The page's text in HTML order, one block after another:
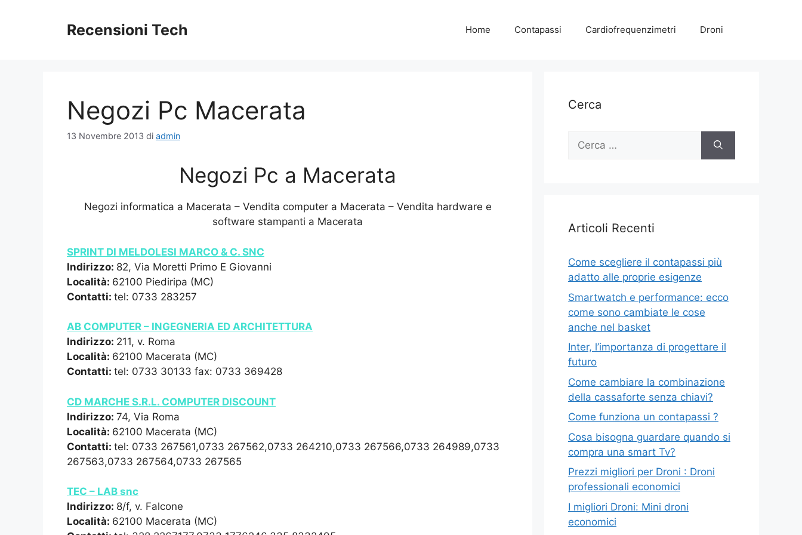
Recensioni Tech Home Contapassi Cardiofrequenzimetri Droni
Negozi Pc Macerata
13 Novembre 2013 di admin
Negozi Pc a Macerata
Negozi informatica a Macerata – Vendita computer a Macerata – Vendita hardware e
software stampanti a Macerata
SPRINT DI MELDOLESI MARCO & C. SNC
Indirizzo: 82, Via Moretti Primo E Giovanni
Località: 62100 Piediripa (MC)
Contatti: tel: 0733 283257
AB COMPUTER – INGEGNERIA ED ARCHITETTURA
Indirizzo: 211, v. Roma
Località: 62100 Macerata (MC)
Contatti: tel: 0733 30133 fax: 0733 369428
CD MARCHE S.R.L. COMPUTER DISCOUNT
Indirizzo: 74, Via Roma
Località: 62100 Macerata (MC)
Contatti: tel: 0733 267561,0733 267562,0733 264210,0733 267566,0733 264989,0733
267563,0733 267564,0733 267565
TEC – LAB snc
Indirizzo: 8/f, v. Falcone
Località: 62100 Macerata (MC)
Cerca
Ricerca
Articoli Recenti
Come scegliere il contapassi più
adatto alle proprie esigenze
Smartwatch e performance: ecco
come sono cambiate le cose
anche nel basket
Inter, l’importanza di progettare il
futuro
Come cambiare la combinazione
della cassaforte senza chiavi?
Come funziona un contapassi ?
Cosa bisogna guardare quando si
compra una smart Tv?
Prezzi migliori per Droni : Droni
professionali economici
I migliori Droni: Mini droni
economici